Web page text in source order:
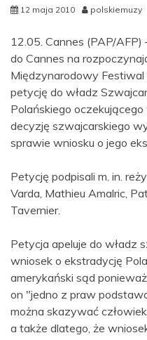
12 maja 2010 polskiemuzy
12.05. Cannes (PAP/
do Cannes na
Międzynarodowy
petycję do władz
Polańskiego
decyzję szwajcarskiego
sprawie wniosku o jego
Petycję podpisali m. in.
Varda, Mathieu Amalric,
Tavernier.
Petycja apeluje do władz
wniosek o ekstradycję
amerykański sąd
on "jedno z praw
można skazywać
a także dlatego, że